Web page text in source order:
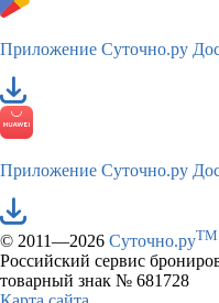
Приложение Суточно.ру
Приложение Суточно.ру
© 2011—2026 Суточно.руTM
Российский сервис
товарный знак № 681728